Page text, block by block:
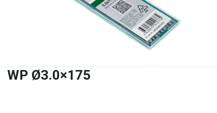
WP Ø3.0×175